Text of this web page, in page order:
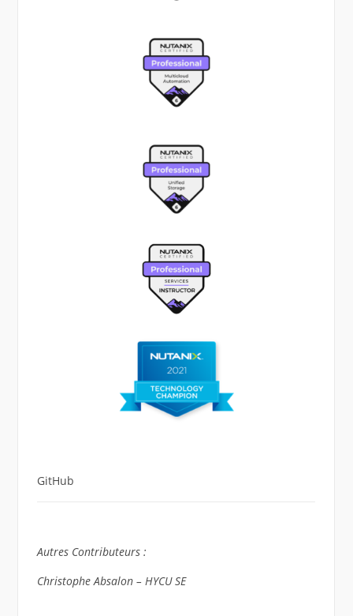
GitHub
Autres Contributeurs :
Christophe Absalon – HYCU SE